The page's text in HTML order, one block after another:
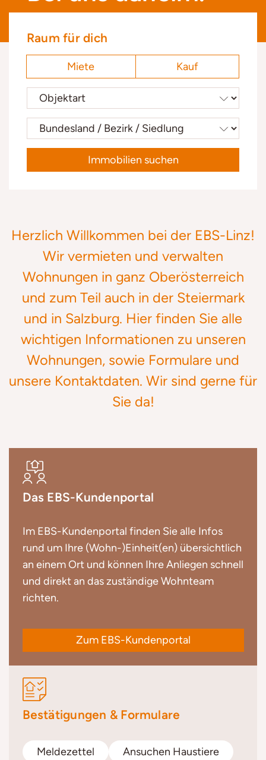
Raum für dich
Miete Kauf
Immobilien suchen
Herzlich Willkommen bei der EBS-Linz!
Wir vermieten und verwalten
Wohnungen in ganz Oberösterreich
und zum Teil auch in der Steiermark
und in Salzburg. Hier finden Sie alle
wichtigen Informationen zu unseren
Wohnungen, sowie Formulare und
unsere Kontaktdaten. Wir sind gerne für
Sie da!
Das EBS-Kundenportal
Im EBS-Kundenportal finden Sie alle Infos
rund um Ihre (Wohn-)Einheit(en) übersichtlich
an einem Ort und können Ihre Anliegen schnell
und direkt an das zuständige Wohnteam
richten.
Zum EBS-Kundenportal
Bestätigungen & Formulare
Meldezettel
Ansuchen Haustiere